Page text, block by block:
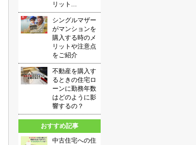
リット...
シングルマザー
がマンションを
購入する時のメ
リットや注意点
をご紹介
不動産を購入す
るときの住宅ロ
ーンに勤務年数
はどのように影
響するの？
おすすめ記事
中古住宅への住